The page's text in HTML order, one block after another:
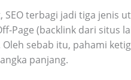
SEO terbagi jadi tiga jenis
Page (backlink dari situs
Oleh sebab itu, pahami
panjang.